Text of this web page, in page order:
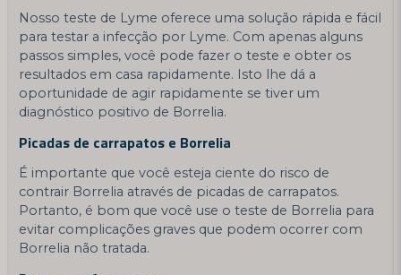
Nosso teste de Lyme oferece uma solução rápida e fácil
para testar a infecção por Lyme. Com apenas alguns
passos simples, você pode fazer o teste e obter os
resultados em casa rapidamente. Isto lhe dá a
oportunidade de agir rapidamente se tiver um
diagnóstico positivo de Borrelia.
Picadas de carrapatos e Borrelia
É importante que você esteja ciente do risco de
contrair Borrelia através de picadas de carrapatos.
Portanto, é bom que você use o teste de Borrelia para
evitar complicações graves que podem ocorrer com
Borrelia não tratada.